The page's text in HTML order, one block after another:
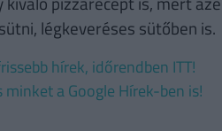
légkeveréses sütőben is.
hírek, időrendben ITT!
minket a Google Hírek-ben is!